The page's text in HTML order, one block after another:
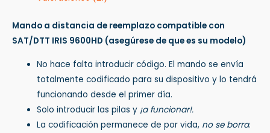
Mando a distancia de reemplazo compatible con
SAT/DTT IRIS 9600HD (asegúrese de que es su modelo)
No hace falta introducir código. El mando se envía
totalmente codificado para su dispositivo y lo tendrá
funcionando desde el primer día.
Solo introducir las pilas y ¡a funcionar!.
La codificación permanece de por vida, no se borra.